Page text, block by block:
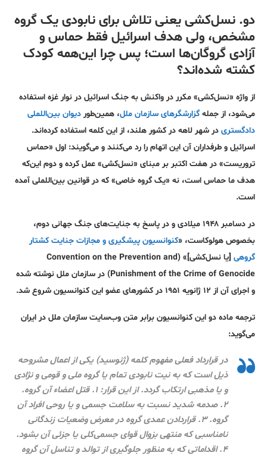
دو. نسل‌کشی یعنی تلاش برای نابودی یک گروه
مشخص، ولی هدف اسرائیل فقط حماس و
آزادی گروگان‌ها است؛ پس چرا این‌همه کودک
کشته شده‌اند؟
از واژه «نسل‌کشی» مکرر در واکنش به جنگ اسرائیل در نوار غزه استفاده
می‌شود، از جمله گزارشگرهای سازمان ملل، همین‌طور دیوان بین‌اللملی
دادگستری در شهر لاهه در کشور هلند، از این کلمه استفاده کرده‌اند.
اسرائیل و طرفداران آن این اتهام را رد می‌کنند و می‌گویند: اول «حماس
تروریست» در هفت اکتبر بر مبنای «نسل‌کشی» عمل کرده و دوم این‌که
هدف ما حماس است، نه «یک گروه خاصی» که در قوانین بین‌اللملی آمده
است.
در دسامبر ۱۹۴۸ میلادی و در پاسخ به جنایت‌های جنگ جهانی دوم،
بخصوص هولوکاست، «کنوانسیون پیشگیری و مجازات جنایت کشتار
گروهی
[یا نسل‌کشی]» (Convention on the Prevention and
Punishment of the Crime of Genocide) در سازمان ملل نوشته شده
و اجرای آن از ‍۱۲ ژانویه ۱۹۵۱ در کشورهای عضو این کنوانسیون شروع شد.
ترجمه ماده دو این کنوانسیون برابر متن وب‌سایت سازمان ملل در ایران
می‌گوید:
در قرارداد فعلی مفهوم کلمه (ژنوسید) یکی از اعمال مشروحه
ذیل است که به نیت نابودی تمام یا گروه ملی و قومی و نژادی
و یا مذهبی ارتکاب گردد. از این قرار: ۱. قتل اعضاء آن گروه.
۲. صدمه شدید نسبت به سلامت جسمی و یا روحی افراد آن
گروه. ۳. قراردادن عمدی گروه در معرض وضعیات زندگانی
نامناسبی که منتهی بزوال قوای جسمی‌کلی یا جزئی آن بشود.
۴. اقداماتی که به منظور جلوگیری از توالد و تناسل آن گروه